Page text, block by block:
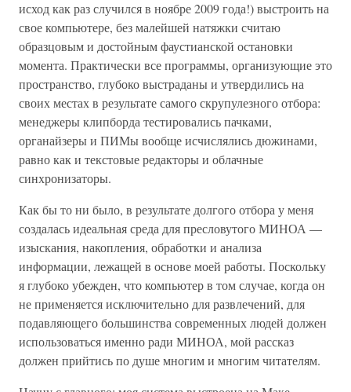
исход как раз случился в ноябре 2009 года!) выстроить на
свое компьютере, без малейшей натяжки считаю
образцовым и достойным фаустианской остановки
момента. Практически все программы, организующие это
пространство, глубоко выстраданы и утвердились на
своих местах в результате самого скрупулезного отбора:
менеджеры клипборда тестировались пачками,
органайзеры и ПИМы вообще исчислялись дюжинами,
равно как и текстовые редакторы и облачные
синхронизаторы.
Как бы то ни было, в результате долгого отбора у меня
создалась идеальная среда для пресловутого МИНОА —
изыскания, накопления, обработки и анализа
информации, лежащей в основе моей работы. Поскольку
я глубоко убежден, что компьютер в том случае, когда он
не применяется исключительно для развлечений, для
подавляющего большинства современных людей должен
использоваться именно ради МИНОА, мой рассказ
должен прийтись по душе многим и многим читателям.